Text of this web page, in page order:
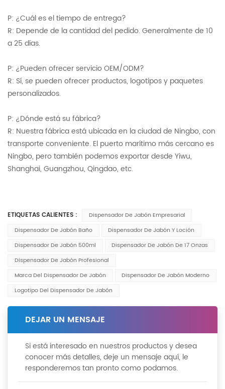
P: ¿Cuál es el tiempo de entrega?
R: Depende de la cantidad del pedido. Generalmente de 10
a 25 días.
P: ¿Pueden ofrecer servicio OEM/ODM?
R: Sí, se pueden ofrecer productos, logotipos y paquetes
personalizados.
P: ¿Dónde está su fábrica?
R: Nuestra fábrica está ubicada en la ciudad de Ningbo, con
transporte conveniente. El puerto marítimo más cercano es
Ningbo, pero también podemos exportar desde Yiwu,
Shanghai, Guangzhou, Qingdao, etc.
ETIQUETAS CALIENTES :
Dispensador De Jabón Empresarial
Dispensador De Jabón Baño
Dispensador De Jabón Y Loción
Dispensador De Jabón 500ml
Dispensador De Jabón De 17 Onzas
Dispensador De Jabón Profesional
Marca Del Dispensador De Jabón
Dispensador De Jabón Moderno
Logotipo Del Dispensador De Jabón
DEJAR UN MENSAJE
Si está interesado en nuestros productos y desea
conocer más detalles, deje un mensaje aquí, le
responderemos tan pronto como podamos.